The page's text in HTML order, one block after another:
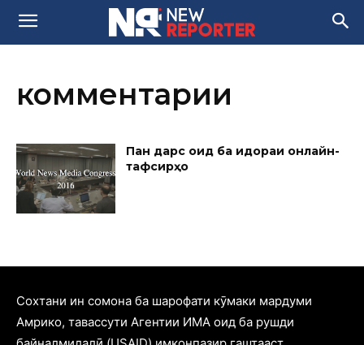
комментарии
Панҷ дарс оид ба идораи онлайн-
тафсирҳо
Cохтани ин сомона ба шарофати кӯмаки мардуми
Амрико, тавассути Агентии ИМА оид ба рушди